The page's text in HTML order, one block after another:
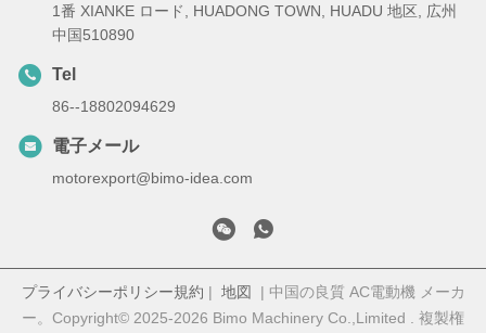
1番 XIANKE ロード, HUADONG TOWN, HUADU 地区, 広州
中国510890
Tel
86--18802094629
電子メール
motorexport@bimo-idea.com
プライバシーポリシー規約 | 地図 | 中国の良質 AC電動機 メーカ
ー。Copyright© 2025-2026 Bimo Machinery Co.,Limited . 複製権